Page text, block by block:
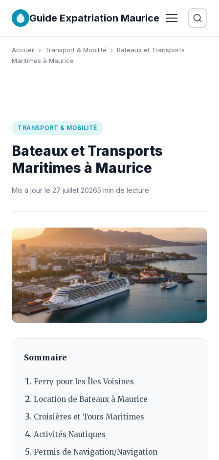
Guide Expatriation Maurice
Accueil › Transport & Mobilité › Bateaux et Transports
Maritimes à Maurice
TRANSPORT & MOBILITÉ
Bateaux et Transports
Maritimes à Maurice
Mis à jour le 27 juillet 20265 min de lecture
Sommaire
Ferry pour les Îles Voisines
Location de Bateaux à Maurice
Croisières et Tours Maritimes
Activités Nautiques
Permis de Navigation/Navigation